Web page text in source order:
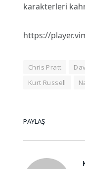
karakterleri
https://
Chris Pratt
Kurt Russell
PAYLAŞ